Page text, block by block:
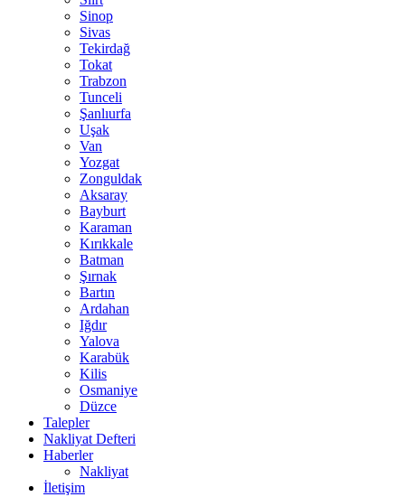
Sinop
Sivas
Tekirdağ
Tokat
Trabzon
Tunceli
Şanlıurfa
Uşak
Van
Yozgat
Zonguldak
Aksaray
Bayburt
Karaman
Kırıkkale
Batman
Şırnak
Bartın
Ardahan
Iğdır
Yalova
Karabük
Kilis
Osmaniye
Düzce
Talepler
Nakliyat Defteri
Haberler
Nakliyat
İletişim